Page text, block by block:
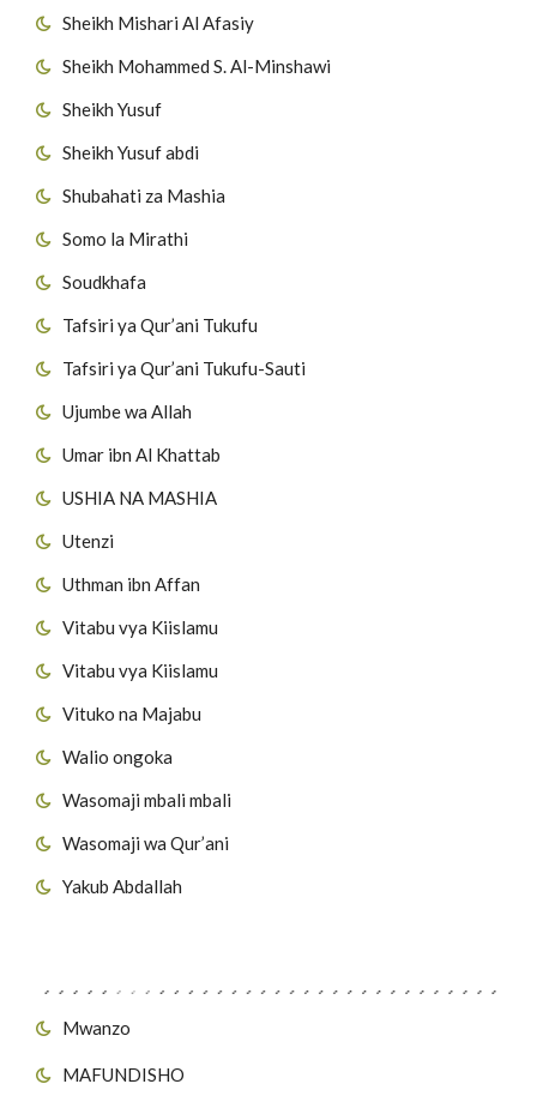
Sheikh Mishari Al Afasiy
Sheikh Mohammed S. Al-Minshawi
Sheikh Yusuf
Sheikh Yusuf abdi
Shubahati za Mashia
Somo la Mirathi
Soudkhafa
Tafsiri ya Qur’ani Tukufu
Tafsiri ya Qur’ani Tukufu-Sauti
Ujumbe wa Allah
Umar ibn Al Khattab
USHIA NA MASHIA
Utenzi
Uthman ibn Affan
Vitabu vya Kiislamu
Vitabu vya Kiislamu
Vituko na Majabu
Walio ongoka
Wasomaji mbali mbali
Wasomaji wa Qur’ani
Yakub Abdallah
Mwanzo
MAFUNDISHO